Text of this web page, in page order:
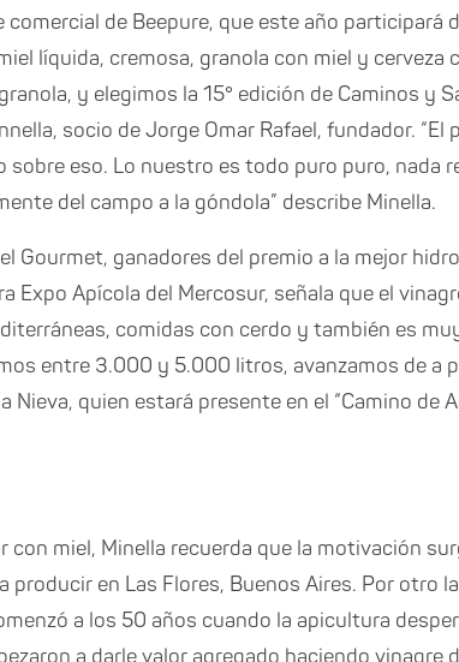
de Beepure, que este año participará
líquida, cremosa, granola con miel y cerveza
y elegimos la 15° edición de Caminos y
socio de Jorge Omar Rafael, fundador. “El
sobre eso. Lo nuestro es todo puro puro, nada
del campo a la góndola” describe Minella.
Gourmet, ganadores del premio a la mejor
Expo Apícola del Mercosur, señala que el
comidas con cerdo y también es
entre 3.000 y 5.000 litros, avanzamos de a
Nieva, quien estará presente en el “Camino de
con miel, Minella recuerda que la motivación
producir en Las Flores, Buenos Aires. Por otro
a los 50 años cuando la apicultura
a darle valor agregado haciendo vinagre